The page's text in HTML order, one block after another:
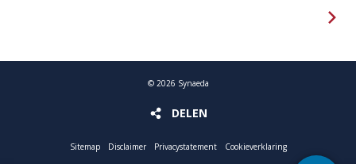
© 2026 Synaeda
DELEN
DELEN
Sitemap Disclaimer Privacystatement Cookieverklaring